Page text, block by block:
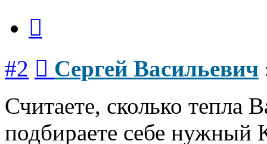
#2 Сергей Васильевич
Считаете, сколько тепла
подбираете себе нужный